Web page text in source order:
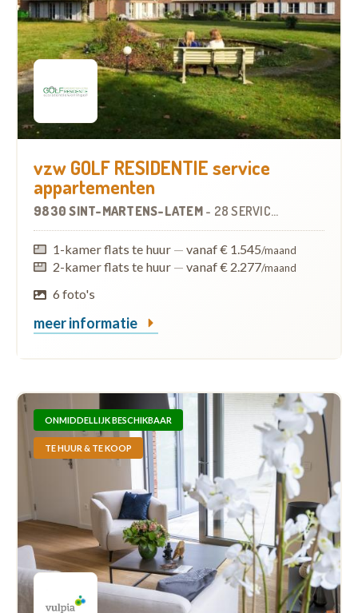
vzw GOLF RESIDENTIE service
appartementen
9830 SINT-MARTENS-LATEM - 28 SERVICEFLATS
1-kamer flats te huur — vanaf € 1.545/maand
2-kamer flats te huur — vanaf € 2.277/maand
6 foto's
meer informatie
ONMIDDELLIJK BESCHIKBAAR
TE HUUR & TE KOOP